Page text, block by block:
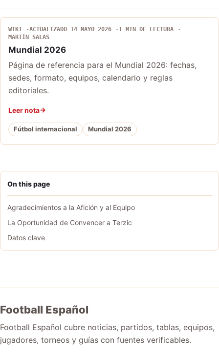
On this page
Agradecimientos a la Afición y al Equipo
La Oportunidad de Convencer a Terzic
Datos clave
WIKI ACTUALIZADO 14 MAYO 2026
1 MIN DE LECTURA
MARTÍN SALAS
Mundial 2026
Página de referencia para el Mundial 2026: fechas,
sedes, formato, equipos, calendario y reglas
editoriales.
Leer nota
Fútbol internacional Mundial 2026
Football Español
Football Español cubre noticias, partidos, tablas, equipos,
jugadores, torneos y guías con fuentes verificables.